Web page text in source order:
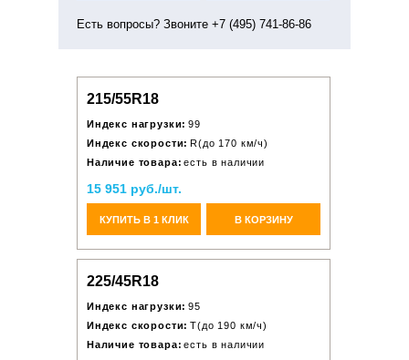
Есть вопросы? Звоните +7 (495) 741-86-86
215/55R18
Индекс нагрузки: 99
Индекс скорости: R(до 170 км/ч)
Наличие товара: есть в наличии
15 951 руб./шт.
КУПИТЬ В 1 КЛИК В КОРЗИНУ
225/45R18
Индекс нагрузки: 95
Индекс скорости: T(до 190 км/ч)
Наличие товара: есть в наличии